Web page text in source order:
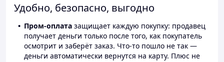
Удобно, безопасно, выгодно
Пром-оплата защищает каждую покупку: продавец
получает деньги только после того, как покупатель
осмотрит и заберёт заказ. Что-то пошло не так —
деньги автоматически вернутся на карту. Плюс не